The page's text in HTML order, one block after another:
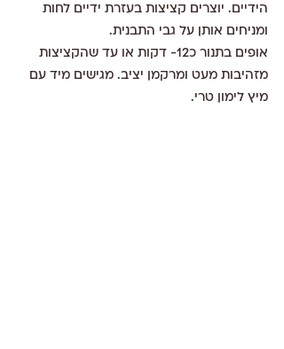
הידיים. יוצרים קציצות בעזרת ידיים לחות
ומניחים אותן על גבי התבנית.
אופים בתנור כ12- דקות או עד שהקציצות
מזהיבות מעט ומרקמן יציב. מגישים מיד עם
מיץ לימון טרי.